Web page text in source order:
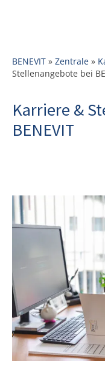
BENEVIT » Zentrale »
Stellenangebote bei
Karriere &
BENEVIT